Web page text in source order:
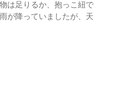
は足りるか、抱っこ紐で
が降っていましたが、天